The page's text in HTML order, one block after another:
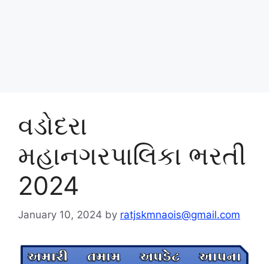
વડોદરા
મહાનગરપાલિકા ભરતી
2024
January 10, 2024 by ratjskmnaois@gmail.com